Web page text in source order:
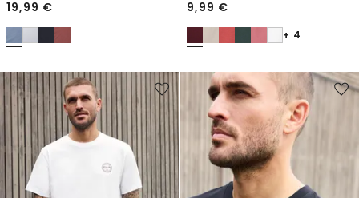
19,99 €
9,99 €
+ 4